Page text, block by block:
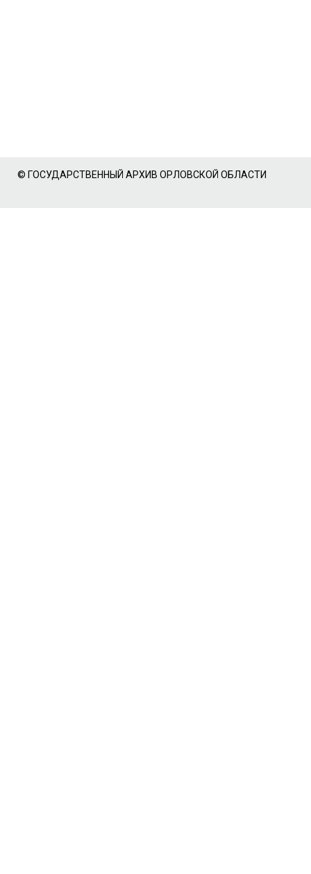
© ГОСУДАРСТВЕННЫЙ АРХИВ ОРЛОВСКОЙ ОБЛАСТИ